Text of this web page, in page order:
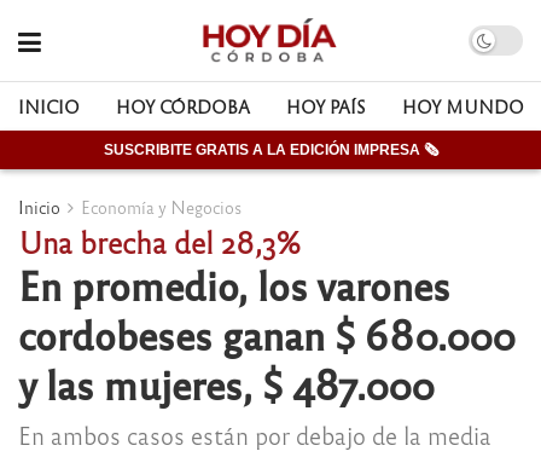
INICIO HOY CÓRDOBA HOY PAÍS HOY MUNDO
SUSCRIBITE GRATIS A LA EDICIÓN IMPRESA 🗞
Inicio Economía y Negocios
Una brecha del 28,3%
En promedio, los varones
cordobeses ganan $ 680.000
y las mujeres, $ 487.000
En ambos casos están por debajo de la media